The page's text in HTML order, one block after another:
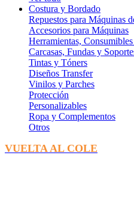
Costura y Bordado
Repuestos para Máquinas
Accesorios para Máquinas
Herramientas,
Carcasas, Fundas y
Tintas y Tóners
Diseños Transfer
Vinilos y Parches
Protección
Personalizables
Ropa y Complementos
Otros
VUELTA AL COLE